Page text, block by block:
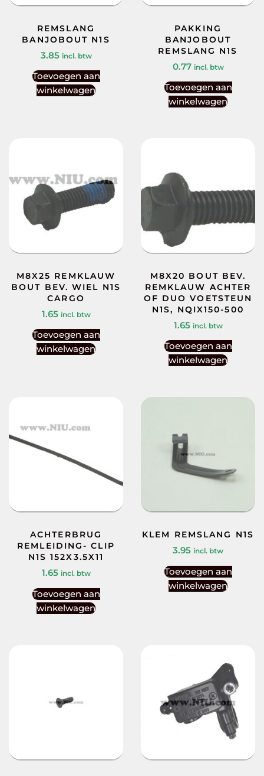
REMSLANG
BANJOBOUT N1S
3.85 incl. btw
Toevoegen aan
winkelwagen
PAKKING
BANJOBOUT
REMSLANG N1S
0.77 incl. btw
Toevoegen aan
winkelwagen
M8X25 REMKLAUW
BOUT BEV. WIEL N1S
CARGO
1.65 incl. btw
Toevoegen aan
winkelwagen
M8X20 BOUT BEV.
REMKLAUW ACHTER
OF DUO VOETSTEUN
N1S, NQIX150-500
1.65 incl. btw
Toevoegen aan
winkelwagen
ACHTERBRUG
REMLEIDING- CLIP
N1S 152X3.5X11
1.65 incl. btw
Toevoegen aan
winkelwagen
KLEM REMSLANG N1S
3.95 incl. btw
Toevoegen aan
winkelwagen